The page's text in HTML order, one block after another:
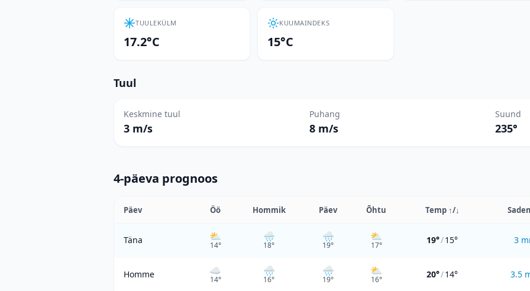
TUULEKÜLM
17.2°C
KUUMAINDEKS
15°C
Tuul
Keskmine tuul
3 m/s
Puhang
8 m/s
Suund
235°
4-päeva prognoos
Päev Öö Hommik Päev Õhtu Temp↑/↓
Täna ⛅
14°
🌧️
18°
🌧️
19°
⛅
17° 19°/15° 3
Homme ☁️
14°
🌧️
16°
🌧️
19°
⛅
16° 20°/14° 3.5